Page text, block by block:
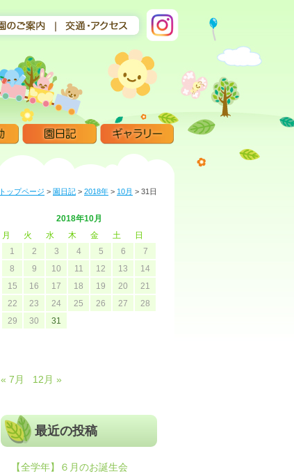
トップページ > 園日記 > 2018年 > 10月 > 31日
2018年10月
月
火 水 木 金 土
日
1
2 3 4 5 6
7
8
9 10 11 12 13
14
15
16 17 18 19 20
21
22
23 24 25 26 27
28
29
30 31
« 7月 12月 »
最近の投稿
【全学年】６月のお誕生会